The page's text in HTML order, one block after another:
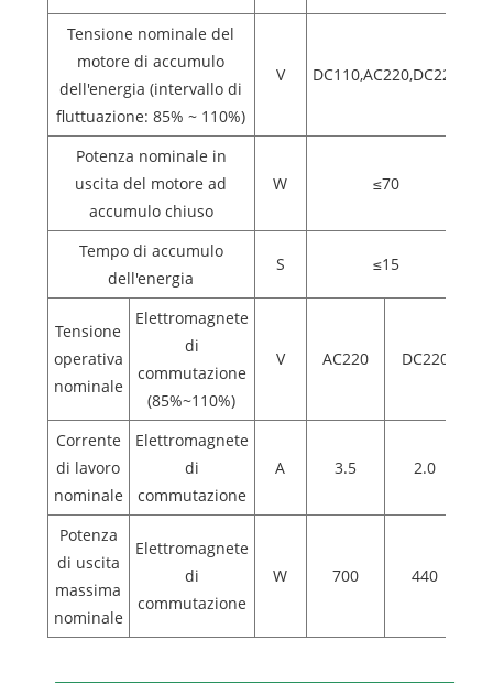
Tensione nominale del
motore di accumulo
dell'energia (intervallo di
fluttuazione: 85% ~ 110%)
V DC110,AC220,DC220
Potenza nominale in
uscita del motore ad
accumulo chiuso
W ≤70
Tempo di accumulo
dell'energia
S ≤15
Tensione
operativa
nominale
Elettromagnete
di
commutazione
(85%~110%)
V AC220 DC220
Corrente
di lavoro
nominale
Elettromagnete
di
commutazione
A 3.5 2.0
Potenza
di uscita
massima
nominale
Elettromagnete
di
commutazione
W 700 440